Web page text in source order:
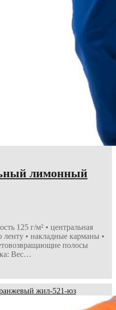
лимонный
125 г/м² • центральная
ленту • накладные карманы •
полосы
Вес…